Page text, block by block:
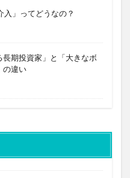
入」ってどうなの？
期投資家」と「大きなボ
の違い